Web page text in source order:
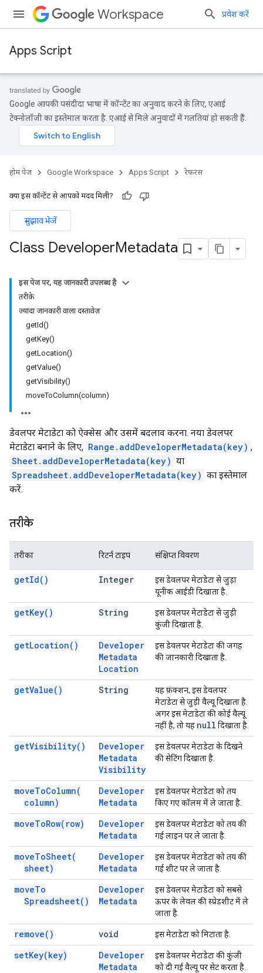
Workspace प्रवेश करें
Apps Script
Google आपकी पसंदीदा भाषा में कॉन्टेंट का अनुवाद करने के लिए, एआई
टेक्नोलॉजी का इस्तेमाल करता है. एआई से मिले अनुवादों में गलतियां हो सकती हैं.
होम पेज Google Workspace Apps Script रेफ़रंस
क्या इस कॉन्टेंट से आपको मदद मिली?
सुझाव भेजें
Class DeveloperMetadata
इस पेज पर, यह जानकारी उपलब्ध है
तरीके
ज़्यादा जानकारी वाला दस्तावेज़
getId()
getKey()
getLocation()
getValue()
getVisibility()
moveToColumn(column)
डेवलपर मेटाडेटा को ऐक्सेस और उसमें बदलाव करना. नया डेवलपर
मेटाडेटा बनाने के लिए, Range.addDeveloperMetadata(key) ,
Sheet.addDeveloperMetadata(key) या
Spreadsheet.addDeveloperMetadata(key) का इस्तेमाल
करें.
तरीके
तरीका रिटर्न टाइप संक्षिप्त विवरण
getId( ) Integer
इस डेवलपर मेटाडेटा से जुड़ा
यूनीक आईडी दिखाता है.
getKey( ) String
इस डेवलपर मेटाडेटा से जुड़ी
कुंजी दिखाता है.
getLocation( )
Developer
Metadata
Location
इस डेवलपर मेटाडेटा की जगह
की जानकारी दिखाता है.
getValue( ) String
यह फ़ंक्शन, इस डेवलपर
मेटाडेटा से जुड़ी वैल्यू दिखाता है.
अगर इस मेटाडेटा की कोई वैल्यू
नहीं है, तो यह null दिखाता है.
getVisibility( )
Developer
Metadata
Visibility
इस डेवलपर मेटाडेटा के दिखने
की सेटिंग दिखाता है.
moveToColumn(
column)
Developer
Metadata
इस डेवलपर मेटाडेटा को तय
किए गए कॉलम में ले जाता है.
moveToRow( row)
Developer
Metadata
इस डेवलपर मेटाडेटा को तय की
गई लाइन पर ले जाता है.
moveToSheet(
sheet)
Developer
Metadata
इस डेवलपर मेटाडेटा को तय की
गई शीट पर ले जाता है.
moveTo
Spreadsheet( )
Developer
Metadata
इस डेवलपर मेटाडेटा को सबसे
ऊपर के लेवल की स्प्रेडशीट में ले
जाता है.
remove( ) void इस मेटाडेटा को मिटाता है.
setKey(key)
Developer
Metadata
इस डेवलपर मेटाडेटा की कुंजी
को दी गई वैल्यू पर सेट करता है.